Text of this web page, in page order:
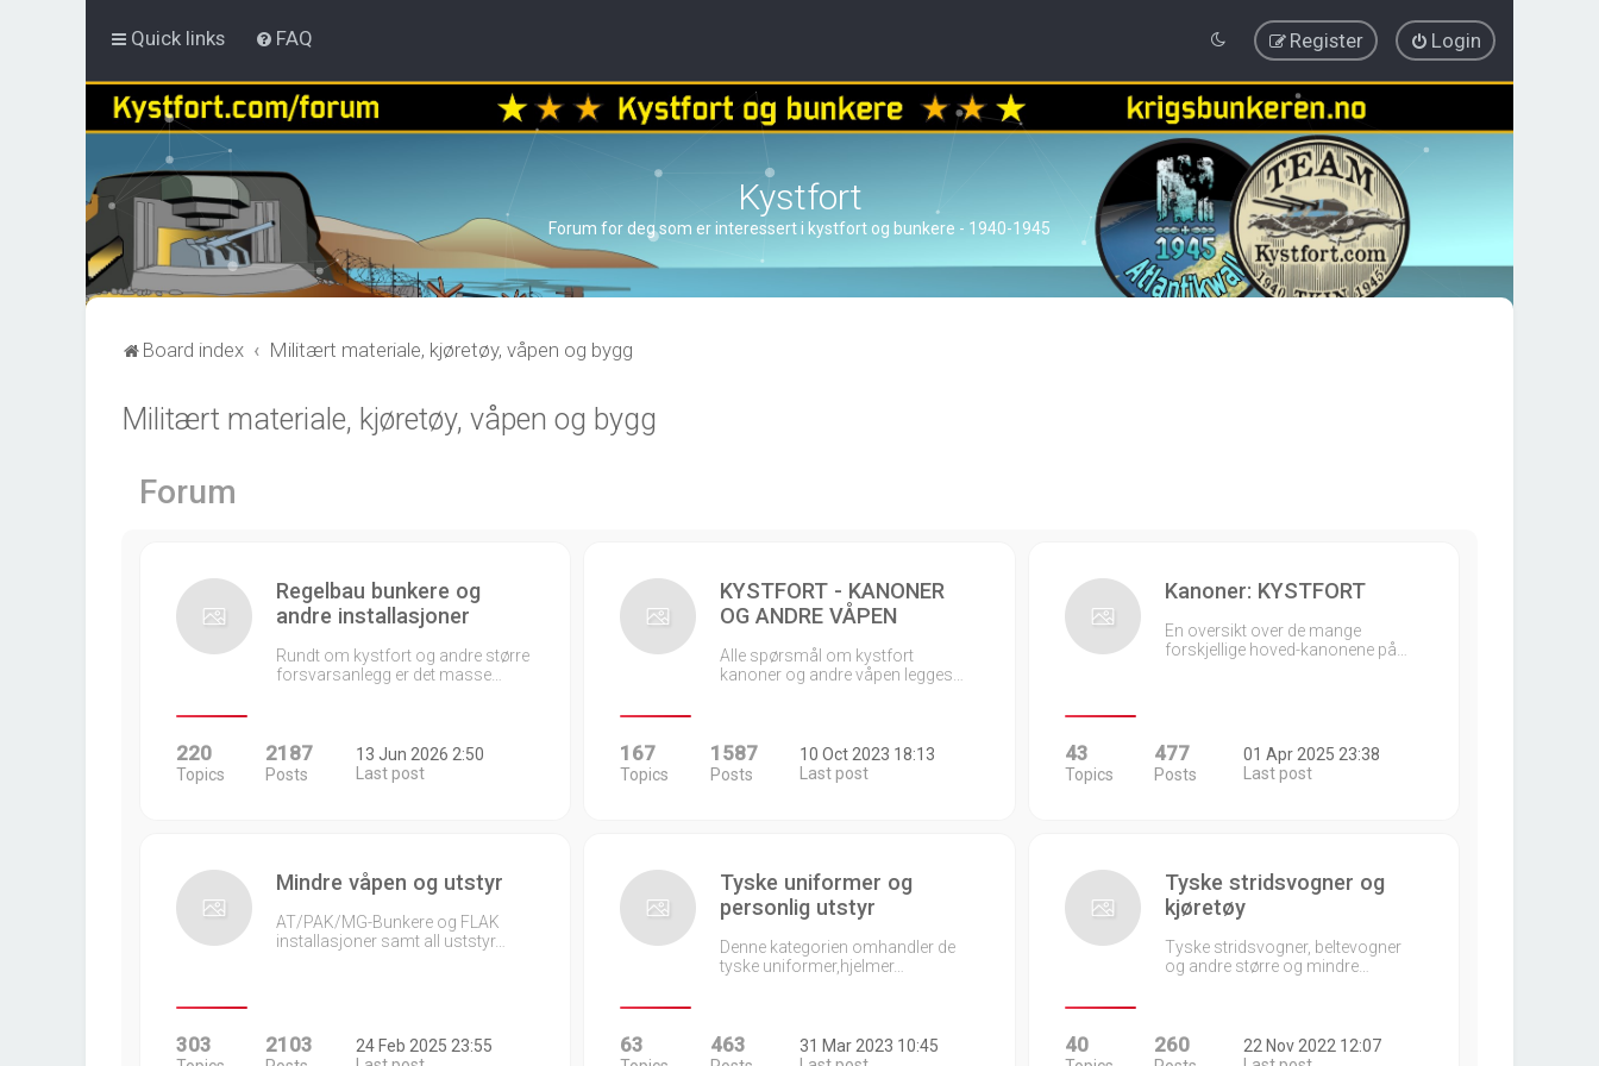
Quick links FAQ Login
Register
Kystfort
Forum for deg som er interessert i kystfort og bunkere - 1940-1945
Board index Militært materiale, kjøretøy, våpen og bygg
Militært materiale, kjøretøy, våpen og bygg
Forum
Regelbau bunkere og
andre installasjoner
Rundt om kystfort og andre større
forsvarsanlegg er det masse…
220
Topics
2187
Posts
13 Jun 2026 2:50
Last post
KYSTFORT - KANONER
OG ANDRE VÅPEN
Alle spørsmål om kystfort
kanoner og andre våpen legges…
167
Topics
1587
Posts
10 Oct 2023 18:13
Last post
Kanoner: KYSTFORT
En oversikt over de mange
forskjellige hoved-kanonene på…
43
Topics
477
Posts
01 Apr 2025 23:38
Last post
Mindre våpen og utstyr
AT/PAK/MG-Bunkere og FLAK
installasjoner samt all uststyr…
303 2103
24 Feb 2025 23:55
Tyske uniformer og
personlig utstyr
Denne kategorien omhandler de
tyske uniformer,hjelmer…
63 463
31 Mar 2023 10:45
Tyske stridsvogner og
kjøretøy
Tyske stridsvogner, beltevogner
og andre større og mindre…
40 260
22 Nov 2022 12:07